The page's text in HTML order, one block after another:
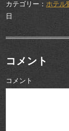
カテゴリー： ホテル
日
コメント
コメント